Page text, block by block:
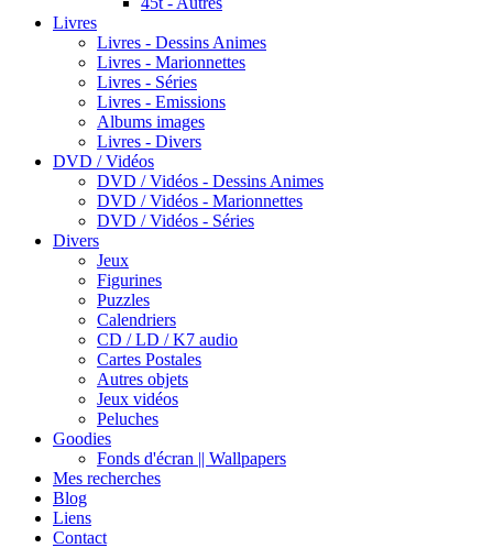
Livres
Livres - Dessins Animes
Livres - Marionnettes
Livres - Séries
Livres - Emissions
Albums images
Livres - Divers
DVD / Vidéos
DVD / Vidéos - Dessins Animes
DVD / Vidéos - Marionnettes
DVD / Vidéos - Séries
Divers
Jeux
Figurines
Puzzles
Calendriers
CD / LD / K7 audio
Cartes Postales
Autres objets
Jeux vidéos
Peluches
Goodies
Fonds d'écran || Wallpapers
Mes recherches
Blog
Liens
Contact